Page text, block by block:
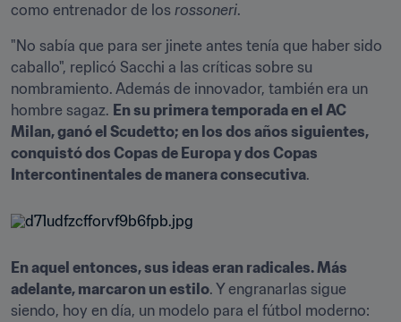
como entrenador de los rossoneri.
"No sabía que para ser jinete antes tenía que haber sido
caballo", replicó Sacchi a las críticas sobre su
nombramiento. Además de innovador, también era un
hombre sagaz. En su primera temporada en el AC
Milan, ganó el Scudetto; en los dos años siguientes,
conquistó dos Copas de Europa y dos Copas
Intercontinentales de manera consecutiva.
En aquel entonces, sus ideas eran radicales. Más
adelante, marcaron un estilo. Y engranarlas sigue
siendo, hoy en día, un modelo para el fútbol moderno: